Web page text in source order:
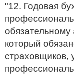
"12. Годовая
обязательному
который
страховщиков,